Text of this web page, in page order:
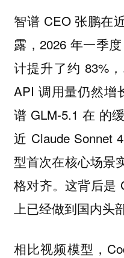
智谱 CEO 张鹏在
露，2026 年一季
计提升了约 83%
API 调用量仍然
谱 GLM-5.1 在 的
近 Claude Sonnet
型首次在核心场景
格对齐。这背后是
上已经做到国内头
相比视频模型，